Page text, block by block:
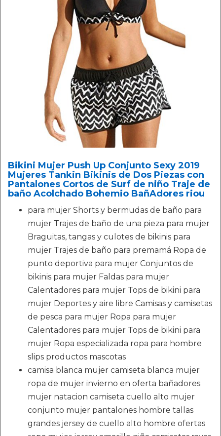
Bikini Mujer Push Up Conjunto Sexy 2019
Mujeres Tankin Bikinis de Dos Piezas con
Pantalones Cortos de Surf de niño Traje de
baño Acolchado Bohemio BañAdores riou
para mujer Shorts y bermudas de baño para
mujer Trajes de baño de una pieza para mujer
Braguitas, tangas y culotes de bikinis para
mujer Trajes de baño para premamá Ropa de
punto deportiva para mujer Conjuntos de
bikinis para mujer Faldas para mujer
Calentadores para mujer Tops de bikini para
mujer Deportes y aire libre Camisas y camisetas
de pesca para mujer Ropa para mujer
Calentadores para mujer Tops de bikini para
mujer Ropa especializada ropa para hombre
slips productos mascotas
camisa blanca mujer camiseta blanca mujer
ropa de mujer invierno en oferta bañadores
mujer natacion camiseta cuello alto mujer
conjunto mujer pantalones hombre tallas
grandes jersey de cuello alto hombre ofertas